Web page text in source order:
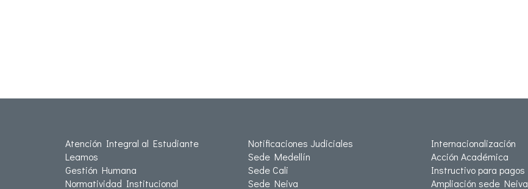
Atención Integral al Estudiante
Leamos
Gestión Humana
Normatividad Institucional
Notificaciones Judiciales
Sede Medellín
Sede Cali
Sede Neiva
Internacionalización
Acción Académica
Instructivo para pagos
Ampliación sede Neiva